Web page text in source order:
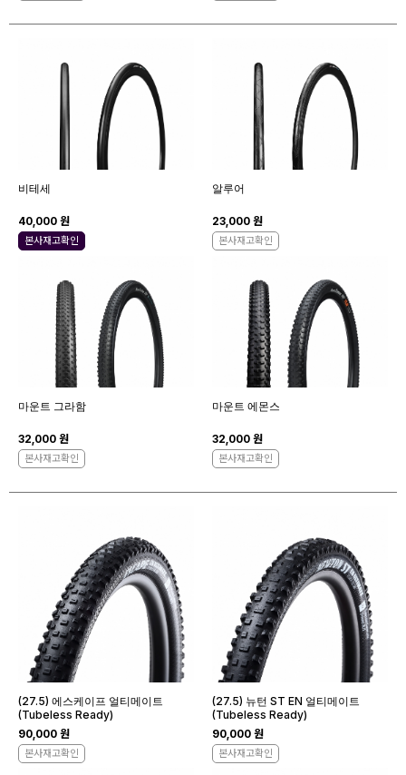
비테세
40,000 원
본사재고확인
알루어
23,000 원
본사재고확인
마운트 그라함
32,000 원
본사재고확인
마운트 에몬스
32,000 원
본사재고확인
(27.5) 에스케이프 얼티메이트
(Tubeless Ready)
90,000 원
본사재고확인
(27.5) 뉴턴 ST EN 얼티메이트
(Tubeless Ready)
90,000 원
본사재고확인